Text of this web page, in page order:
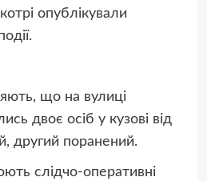
опублікували
що на вулиці
двоє осіб у кузові від
другий поранений.
слідчо-оперативні